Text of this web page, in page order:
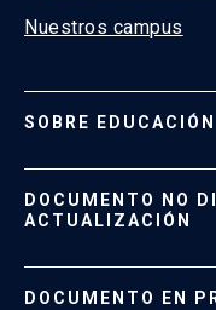
Nuestros campus
SOBRE
Formas de Pago
Políticas de Retiro,
DOCUMENTO NO
ACTUALIZACIÓN
DOCUMENTO EN